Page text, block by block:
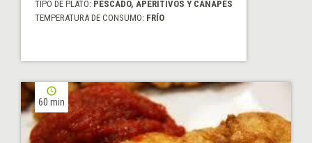
TIPO DE PLATO: PESCADO, APERITIVOS Y CANAPÉS
TEMPERATURA DE CONSUMO: FRÍO
60 min